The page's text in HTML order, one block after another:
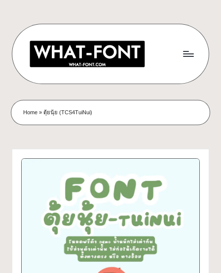
content
า
ว
โ
ฟอนต์
ฟรี!
รวม
สวยๆ
ใช้ได้
What-
Home »ตุ้ยนุ้ย (TCS4TuiNui)